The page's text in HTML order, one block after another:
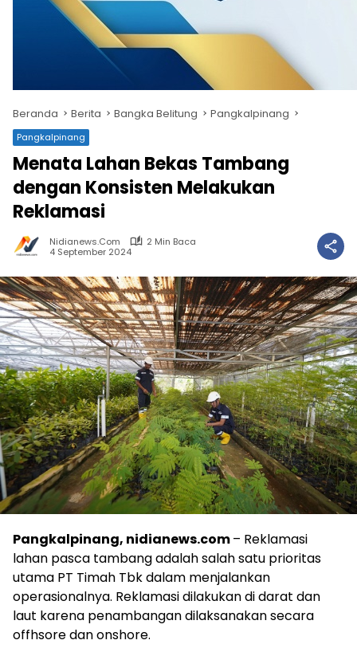
Beranda Berita Bangka Belitung Pangkalpinang
Pangkalpinang
Menata Lahan Bekas Tambang
dengan Konsisten Melakukan
Reklamasi
Nidianews.com
2 Min Baca
4 September 2024
Pangkalpinang, nidianews.com– Reklamasi
lahan pasca tambang adalah salah satu prioritas
utama PT Timah Tbk dalam menjalankan
operasionalnya. Reklamasi dilakukan di darat dan
laut karena penambangan dilaksanakan secara
offhsore dan onshore.